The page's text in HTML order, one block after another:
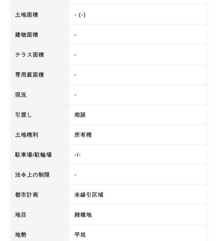
土地面積 - (-)
建物面積 -
テラス面積 -
専用庭面積 -
現況 -
引渡し 相談
土地権利 所有権
駐車場/駐輪場 -/-
法令上の制限 -
都市計画 未線引区域
地目 雑種地
地勢 平坦